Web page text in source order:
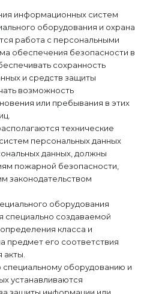
информационных систем
оборудования и охрана
работа с персональными
обеспечения безопасности в
сохранность
и средств защиты
возможность
или пребывания в этих
технические
персональных данных
данных, должны
пожарной безопасности,
законодательством
оборудования
создаваемой
класса и
предмет его соответствия
акты.
оборудованию и
устанавливаются
ГОРОД
ДИРЕКТОРУ
ДИЗАЙН
ЗВОНОК
ВОПРОСЫ?
и наш менеджер вам
И АРХИТЕКТОРАМ!
В
менеджер.
СВОЙ ДОМ?
и удобно жить.
решениях.
заполнения помечены *
«КУХНЮ МОДЕРН 002»
ОТЗЫВ
опубликован на сайте.
РЕЗЮМЕ
для заполнения помечены *
Приложить резюме